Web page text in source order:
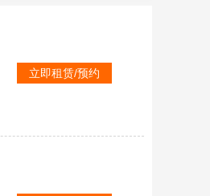
立即租赁/预约